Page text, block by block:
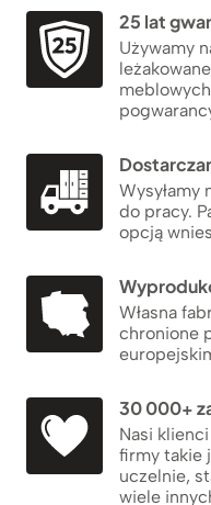
25 lat
Używamy
Wysyłamy
do pracy.
opcją
Własna
chronione
30 000+
Nasi
firmy takie
uczelnie,
wiele